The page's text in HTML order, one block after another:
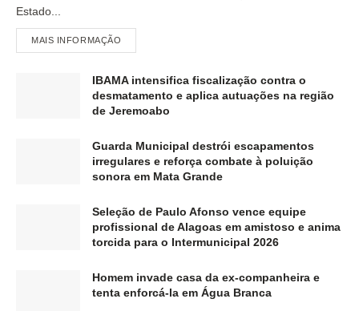
Estado...
MAIS INFORMAÇÃO
IBAMA intensifica fiscalização contra o
desmatamento e aplica autuações na região
de Jeremoabo
Guarda Municipal destrói escapamentos
irregulares e reforça combate à poluição
sonora em Mata Grande
Seleção de Paulo Afonso vence equipe
profissional de Alagoas em amistoso e anima
torcida para o Intermunicipal 2026
Homem invade casa da ex-companheira e
tenta enforcá-la em Água Branca